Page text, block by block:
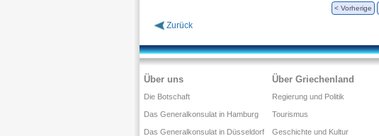
< Vorherige
Zurück
Über uns
Die Botschaft
Das Generalkonsulat in Hamburg
Das Generalkonsulat in Düsseldorf
Über Griechenland
Regierung und Politik
Tourismus
Geschichte und Kultur